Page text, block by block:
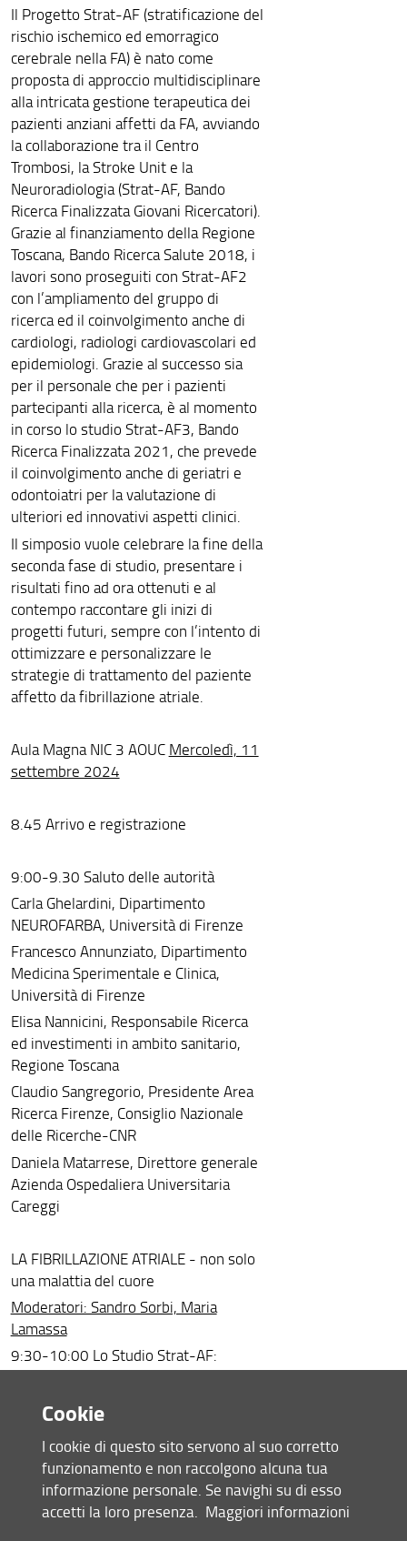
Il Progetto Strat-AF (stratificazione del
rischio ischemico ed emorragico
cerebrale nella FA) è nato come
proposta di approccio multidisciplinare
alla intricata gestione terapeutica dei
pazienti anziani affetti da FA, avviando
la collaborazione tra il Centro
Trombosi, la Stroke Unit e la
Neuroradiologia (Strat-AF, Bando
Ricerca Finalizzata Giovani Ricercatori).
Grazie al finanziamento della Regione
Toscana, Bando Ricerca Salute 2018, i
lavori sono proseguiti con Strat-AF2
con l’ampliamento del gruppo di
ricerca ed il coinvolgimento anche di
cardiologi, radiologi cardiovascolari ed
epidemiologi. Grazie al successo sia
per il personale che per i pazienti
partecipanti alla ricerca, è al momento
in corso lo studio Strat-AF3, Bando
Ricerca Finalizzata 2021, che prevede
il coinvolgimento anche di geriatri e
odontoiatri per la valutazione di
ulteriori ed innovativi aspetti clinici.
Il simposio vuole celebrare la fine della
seconda fase di studio, presentare i
risultati fino ad ora ottenuti e al
contempo raccontare gli inizi di
progetti futuri, sempre con l’intento di
ottimizzare e personalizzare le
strategie di trattamento del paziente
affetto da fibrillazione atriale.
Aula Magna NIC 3 AOUC Mercoledì, 11
settembre 2024
8.45 Arrivo e registrazione
9:00-9.30 Saluto delle autorità
Carla Ghelardini, Dipartimento
NEUROFARBA, Università di Firenze
Francesco Annunziato, Dipartimento
Medicina Sperimentale e Clinica,
Università di Firenze
Elisa Nannicini, Responsabile Ricerca
ed investimenti in ambito sanitario,
Regione Toscana
Claudio Sangregorio, Presidente Area
Ricerca Firenze, Consiglio Nazionale
delle Ricerche-CNR
Daniela Matarrese, Direttore generale
Azienda Ospedaliera Universitaria
Careggi
LA FIBRILLAZIONE ATRIALE - non solo
una malattia del cuore
Moderatori: Sandro Sorbi, Maria
Lamassa
9:30-10:00 Lo Studio Strat-AF:
background e razionale
Anna Poggesi
epidemiologia
Antonio Di Carlo
10:20-10.30 La coorte Strat-AF
Cookie
I cookie di questo sito servono al suo corretto
funzionamento e non raccolgono alcuna tua
informazione personale. Se navighi su di esso
accetti la loro presenza. Maggiori informazioni